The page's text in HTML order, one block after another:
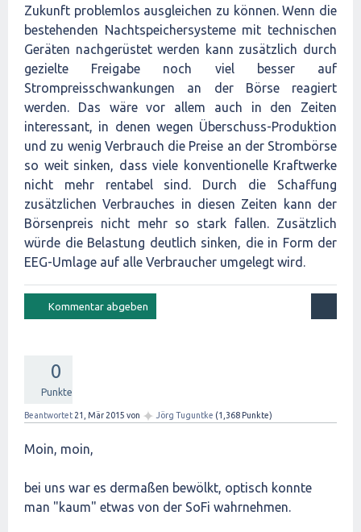
Zukunft problemlos ausgleichen zu können. Wenn die
bestehenden Nachtspeichersysteme mit technischen
Geräten nachgerüstet werden kann zusätzlich durch
gezielte Freigabe noch viel besser auf
Strompreisschwankungen an der Börse reagiert
werden. Das wäre vor allem auch in den Zeiten
interessant, in denen wegen Überschuss-Produktion
und zu wenig Verbrauch die Preise an der Strombörse
so weit sinken, dass viele konventionelle Kraftwerke
nicht mehr rentabel sind. Durch die Schaffung
zusätzlichen Verbrauches in diesen Zeiten kann der
Börsenpreis nicht mehr so stark fallen. Zusätzlich
würde die Belastung deutlich sinken, die in Form der
EEG-Umlage auf alle Verbraucher umgelegt wird.
0
Punkte
Beantwortet 21, Mär 2015 von ✦ Jörg Tuguntke (1,368 Punkte)
Moin, moin,
bei uns war es dermaßen bewölkt, optisch konnte
man "kaum" etwas von der SoFi wahrnehmen.